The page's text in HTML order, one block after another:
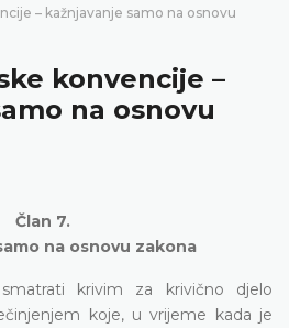
– kažnjavanje samo na osnovu
konvencije –
na osnovu
Član 7.
na osnovu zakona
krivim za krivično djelo
koje, u vrijeme kada je